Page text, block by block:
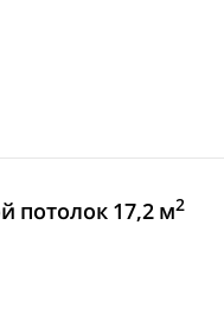
потолок 17,2 м2